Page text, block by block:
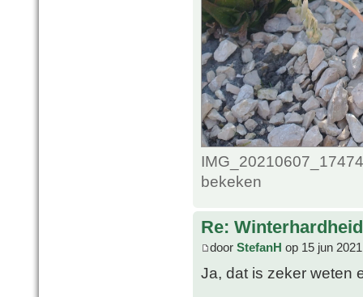
bekeken
Re:
door StefanH op 15 jun
Ja, dat is zeker weten